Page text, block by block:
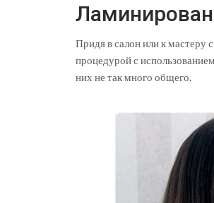
Придя в салон или к мастеру
процедурой с
них не так много общего.